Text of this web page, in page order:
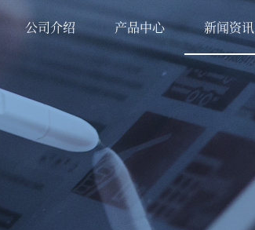
公司介绍 产品中心 新闻资讯